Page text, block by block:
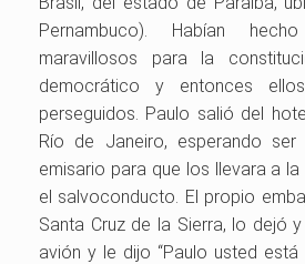
Pernambuco). Habían
maravillosos para la
democrático y entonces
perseguidos. Paulo salió del
Río de Janeiro, esperando
emisario para que los llevara a
el salvoconducto. El propio
Santa Cruz de la Sierra, lo dejó
avión y le dijo “Paulo usted